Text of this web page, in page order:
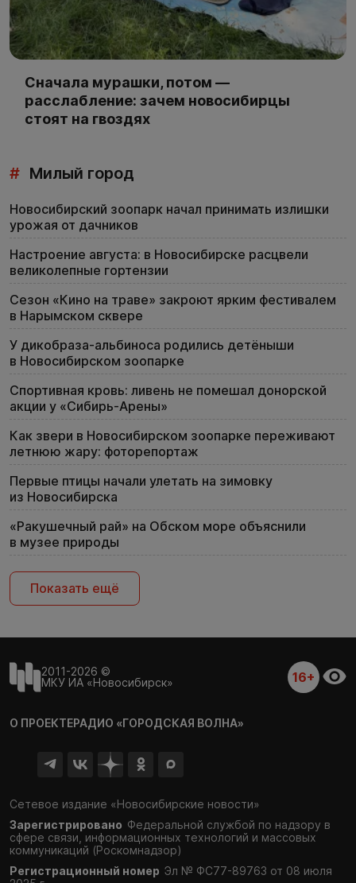
Сначала мурашки, потом —
расслабление: зачем новосибирцы
стоят на гвоздях
# Милый город
Новосибирский зоопарк начал принимать излишки
урожая от дачников
Настроение августа: в Новосибирске расцвели
великолепные гортензии
Сезон «Кино на траве» закроют ярким фестивалем
в Нарымском сквере
У дикобраза-альбиноса родились детёныши
в Новосибирском зоопарке
Спортивная кровь: ливень не помешал донорской
акции у «Сибирь-Арены»
Как звери в Новосибирском зоопарке переживают
летнюю жару: фоторепортаж
Первые птицы начали улетать на зимовку
из Новосибирска
«Ракушечный рай» на Обском море объяснили
в музее природы
Показать ещё
2011-2026 ©
МКУ ИА «Новосибирск»
16+
О ПРОЕКТЕРАДИО «ГОРОДСКАЯ ВОЛНА»
Сетевое издание «Новосибирские новости»
Зарегистрировано Федеральной службой по надзору в
сфере связи, информационных технологий и массовых
коммуникаций (Роскомнадзор)
Регистрационный номер Эл № ФС77-89763 от 08 июля